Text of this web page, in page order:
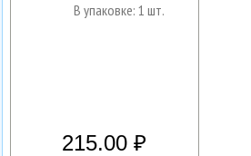
В упаковке: 1 шт.
215.00